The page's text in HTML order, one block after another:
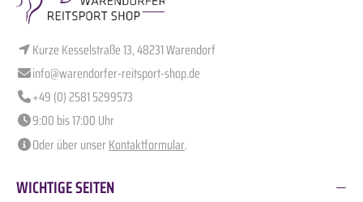
Kurze Kesselstraße 13, 48231 Warendorf
info@warendorfer-reitsport-shop.de
+49 (0) 2581 5299573
9:00 bis 17:00 Uhr
Oder über unserKontaktformular.
WICHTIGE SEITEN